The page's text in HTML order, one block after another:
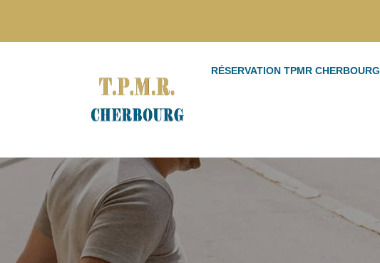
RÉSERVATION TPMR CHERBOURG